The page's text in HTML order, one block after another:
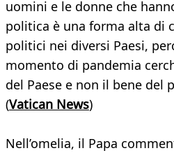
uomini e le donne che
politica è una forma alta di
politici nei diversi Paesi,
momento di pandemia
del Paese e non il bene del
(Vatican News)
Nell’omelia, il Papa